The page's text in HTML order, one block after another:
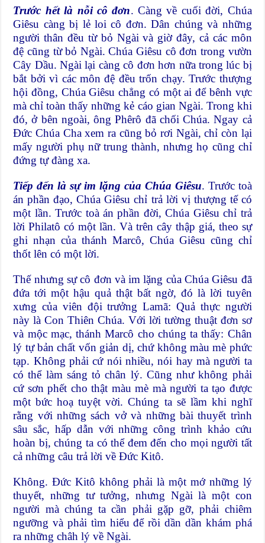
Trước hết là nỗi cô đơn. Càng về cuối đời, Chúa
Giêsu càng bị lẻ loi cô đơn. Dân chúng và những
người thân đều từ bỏ Ngài và giờ đây, cả các môn
đệ cũng từ bỏ Ngài. Chúa Giêsu cô đơn trong vườn
Cây Dầu. Ngài lại càng cô đơn hơn nữa trong lúc bị
bắt bởi vì các môn đệ đều trốn chạy. Trước thượng
hội đồng, Chúa Giêsu chẳng có một ai để bênh vực
mà chỉ toàn thấy những kẻ cáo gian Ngài. Trong khi
đó, ở bên ngoài, ông Phêrô đã chối Chúa. Ngay cả
Đức Chúa Cha xem ra cũng bỏ rơi Ngài, chỉ còn lại
mấy người phụ nữ trung thành, nhưng họ cũng chỉ
đứng tự đàng xa.
Tiếp đến là sự im lặng của Chúa Giêsu. Trước toà
án phần đạo, Chúa Giêsu chỉ trả lời vị thượng tế có
một lần. Trước toà án phần đời, Chúa Giêsu chỉ trả
lời Philatô có một lần. Và trên cây thập giá, theo sự
ghi nhạn của thánh Marcô, Chúa Giêsu cũng chỉ
thốt lên có một lời.
Thế nhưng sự cô đơn và im lặng của Chúa Giêsu đã
đứa tới một hậu quả thật bất ngờ, đó là lời tuyên
xưng của viên đội trưởng Lamã: Quả thực người
này là Con Thiên Chúa. Với lời tường thuật đơn sơ
và mộc mạc, thánh Marcô cho chúng ta thấy: Chân
lý tự bản chất vốn giản dị, chứ không màu mè phức
tạp. Không phải cứ nói nhiều, nói hay mà người ta
có thể làm sáng tỏ chân lý. Cũng như không phải
cứ sơn phết cho thật màu mè mà người ta tạo được
một bức hoạ tuyệt vời. Chúng ta sẽ lầm khi nghĩ
rằng với những sách vở và những bài thuyết trình
sâu sắc, hấp dẫn với những công trình khảo cứu
hoàn bị, chúng ta có thể đem đến cho mọi người tất
cả những câu trả lời về Đức Kitô.
Không. Đức Kitô không phải là một mớ những lý
thuyết, những tư tưởng, nhưng Ngài là một con
người mà chúng ta cần phải gặp gỡ, phải chiêm
ngưỡng và phải tìm hiểu để rồi dần dần khám phá
ra những châh lý về Ngài.